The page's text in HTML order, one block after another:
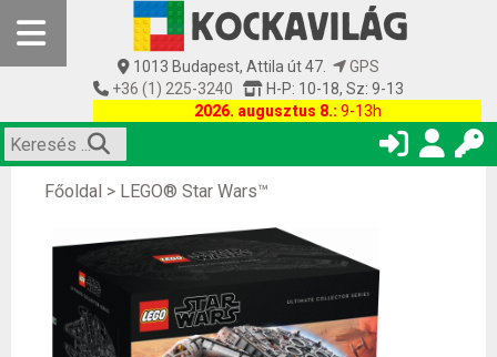
1013 Budapest, Attila út 47.
GPS
+36 (1) 225-3240
H-P: 10-18, Sz: 9-13
2026. augusztus 8.: 9-13h
Főoldal > LEGO® Star Wars™